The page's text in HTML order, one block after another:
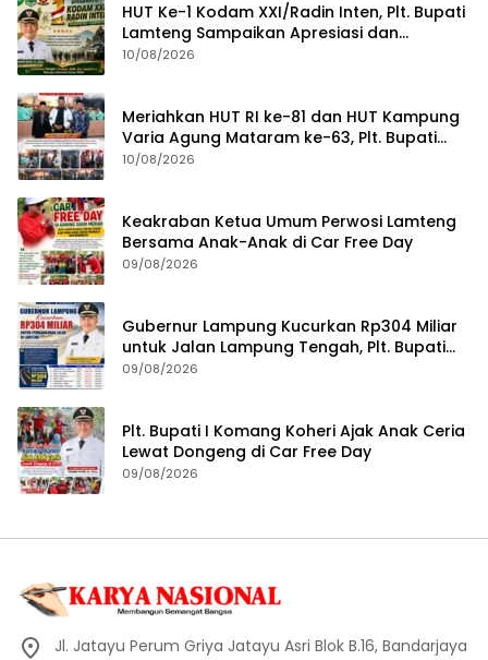
HUT Ke-1 Kodam XXI/Radin Inten, Plt. Bupati
Lamteng Sampaikan Apresiasi dan
Harapan untuk TNI
10/08/2026
Meriahkan HUT RI ke-81 dan HUT Kampung
Varia Agung Mataram ke-63, Plt. Bupati
Lampung Tengah Hadiri Pagelaran Wayang
10/08/2026
Keakraban Ketua Umum Perwosi Lamteng
Bersama Anak-Anak di Car Free Day
09/08/2026
Gubernur Lampung Kucurkan Rp304 Miliar
untuk Jalan Lampung Tengah, Plt. Bupati
Komang Koheri Apresiasi
09/08/2026
Plt. Bupati I Komang Koheri Ajak Anak Ceria
Lewat Dongeng di Car Free Day
09/08/2026
Jl. Jatayu Perum Griya Jatayu Asri Blok B.16, Bandarjaya